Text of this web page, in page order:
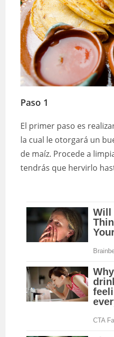
Paso 1
El primer paso es
la cual le otorgará un
de maíz. Procede a
tendrás que hervirlo